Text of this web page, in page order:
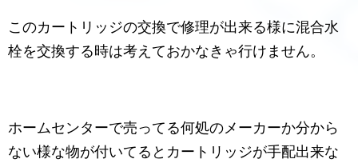
このカートリッジの交換で修理が出来る様に混合水
栓を交換する時は考えておかなきゃ行けません。
ホームセンターで売ってる何処のメーカーか分から
ない様な物が付いてるとカートリッジが手配出来な